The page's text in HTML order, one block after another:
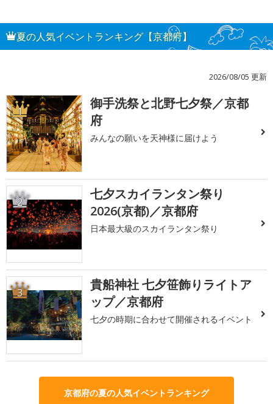
夏の人気イベントランキング【京都府】
2026/08/05 更新
1
御手洗祭と北野七夕祭／京都
府
みんなの願いを天神様に届けよう
2
七夕スカイランタン祭り
2026(京都)／京都府
日本最大級のスカイランタン祭り
3
貴船神社 七夕笹飾りライトア
ップ／京都府
七夕の時期に合わせて開催されるイベント
京都府の夏の人気イベントランキング